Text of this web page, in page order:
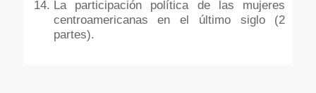
La participación política de las mujeres
centroamericanas en el último siglo (2
partes).